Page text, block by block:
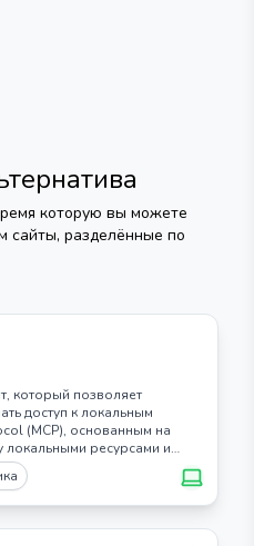
которую вы можете
сайты, разделённые по
который позволяет
доступ к локальным
(MCP), основанным на
ресурсами и